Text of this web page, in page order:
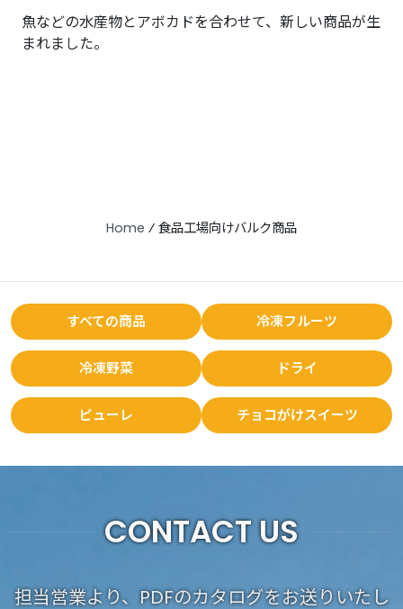
魚などの水産物とアボカドを合わせて、新しい商品が生
まれました。
Home ⁄ 食品工場向けバルク商品
すべての商品 冷凍フルーツ
冷凍野菜 ドライ
ピューレ チョコがけスイーツ
CONTACT US
担当営業より、PDFのカタログをお送りいたし